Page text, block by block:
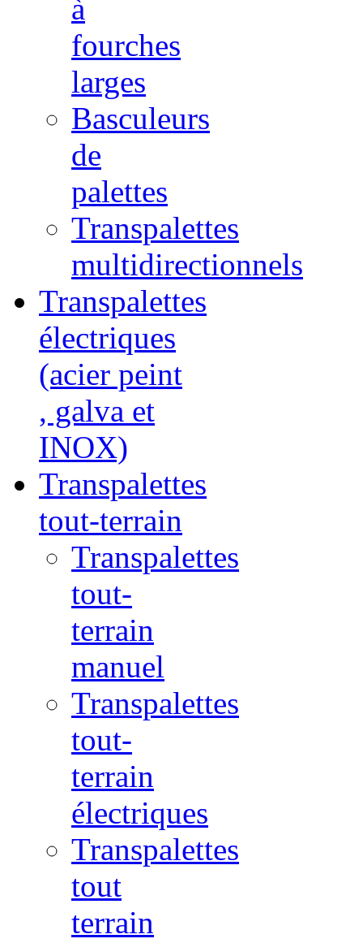
à
fourches
larges
Basculeurs
de
palettes
Transpalettes
multidirectionnels
Transpalettes
électriques
(acier peint
, galva et
INOX)
Transpalettes
tout-terrain
Transpalettes
tout-
terrain
manuel
Transpalettes
tout-
terrain
électriques
Transpalettes
tout
terrain